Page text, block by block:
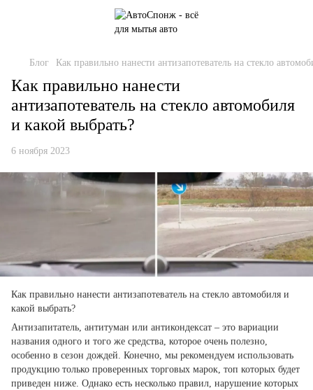
Блог Как правильно нанести антизапотеватель на стекло
Как правильно нанести
антизапотеватель на стекло автомобиля
и какой выбрать?
6 ноября 2023
Как правильно нанести антизапотеватель на стекло автомобиля и
какой выбрать?
Антизапитатель, антитуман или антикондексат – это вариации
названия одного и того же средства, которое очень полезно,
особенно в сезон дождей. Конечно, мы рекомендуем использовать
продукцию только проверенных торговых марок, топ которых будет
приведен ниже. Однако есть несколько правил, нарушение которых